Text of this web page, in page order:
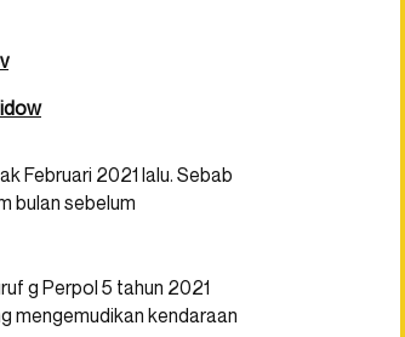
Februari 2021 lalu. Sebab
bulan sebelum
g Perpol 5 tahun 2021
mengemudikan kendaraan